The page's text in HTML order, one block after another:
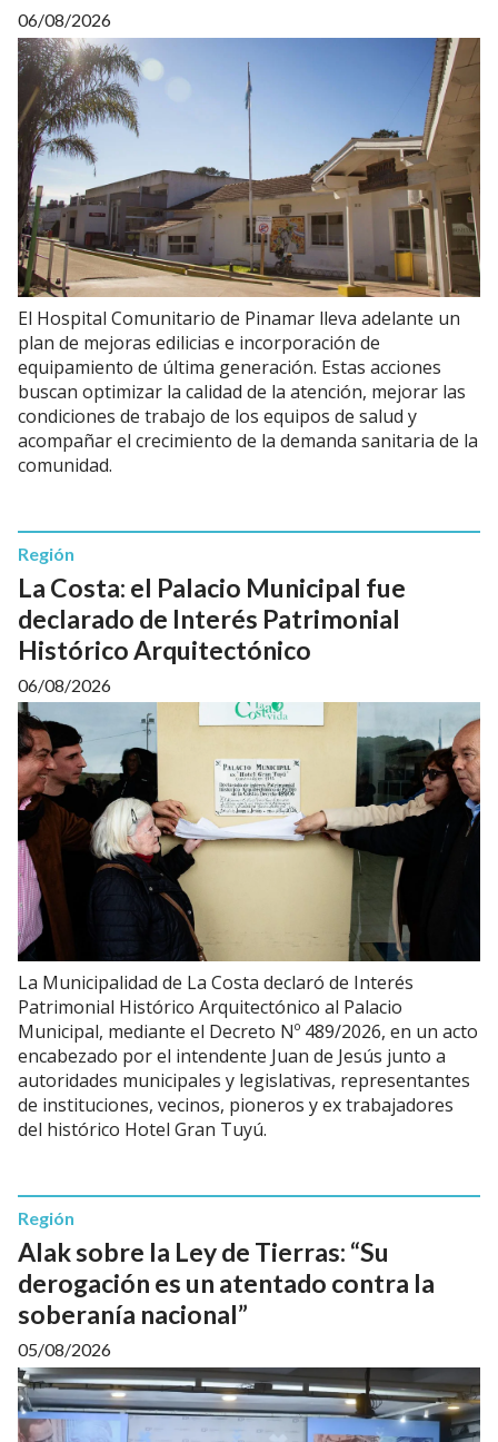
06/08/2026
El Hospital Comunitario de Pinamar lleva adelante un
plan de mejoras edilicias e incorporación de
equipamiento de última generación. Estas acciones
buscan optimizar la calidad de la atención, mejorar las
condiciones de trabajo de los equipos de salud y
acompañar el crecimiento de la demanda sanitaria de la
comunidad.
La Costa: el Palacio Municipal fue
declarado de Interés Patrimonial
Histórico Arquitectónico
Región
06/08/2026
La Municipalidad de La Costa declaró de Interés
Patrimonial Histórico Arquitectónico al Palacio
Municipal, mediante el Decreto Nº 489/2026, en un acto
encabezado por el intendente Juan de Jesús junto a
autoridades municipales y legislativas, representantes
de instituciones, vecinos, pioneros y ex trabajadores
del histórico Hotel Gran Tuyú.
Alak sobre la Ley de Tierras: “Su
derogación es un atentado contra la
soberanía nacional”
Región
05/08/2026